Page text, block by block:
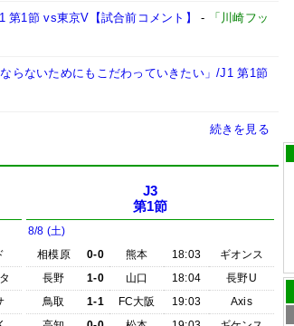
1節 vs東京V【試合前コメント】 -
「川崎フッ
らないためにもこだわっていきたい」/J1 第1節
続きを見る
J3
第1節
8/8 (土)
相模原
0-0 熊本 18:03
ギオンス
長野
1-0 山口 18:04
長野U
鳥取
1-1 FC大阪 19:03
Axis